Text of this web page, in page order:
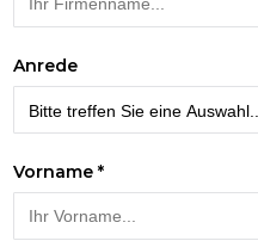
Anrede
Vorname *